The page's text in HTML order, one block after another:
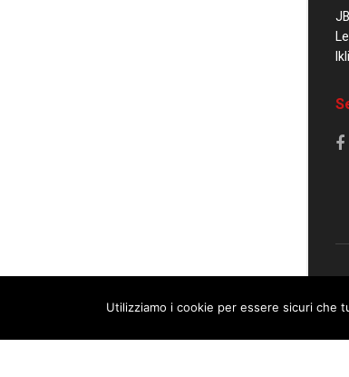
©
This website uses cookies. By
Utilizziamo i cookie per essere sicuri che